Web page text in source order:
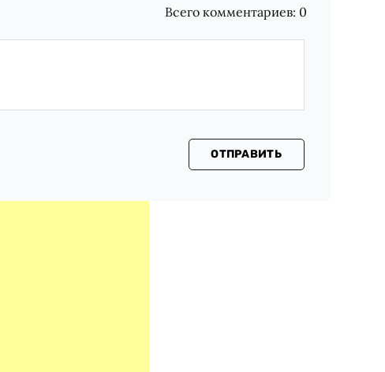
Всего комментариев: 0
ОТПРАВИТЬ